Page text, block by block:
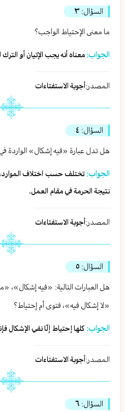
السؤال: ٣
ما معنى الإحتياط الواجب؟
الجواب: معناه أنه يجب الإتيان أو
المصدر:أجوبة الاستفتاءات
السؤال: ٤
هل تدل عبارة «فيه إشكال» الواردة
الجواب:تختلف حسب اختلاف الموارد،
نتيجة الحرمة في مقام العمل.
المصدر:أجوبة الاستفتاءات
السؤال: ٥
هل العبارات التالية: «فيه
«لا إشكال فيه»، فتوى أم إحتياط؟
الجواب: كلها إحتياط إلّا نفي الإشكال
المصدر:أجوبة الاستفتاءات
السؤال: ٦